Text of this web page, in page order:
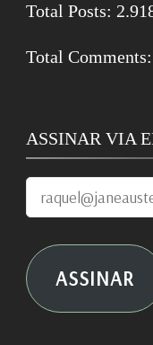
Total Posts:
Total Comments:
ASSINAR VIA
ASSINAR